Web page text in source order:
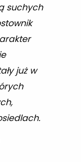
suchych
już w